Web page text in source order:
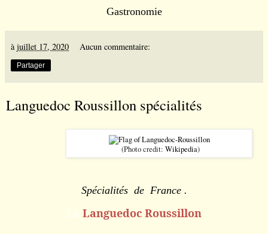
Gastronomie
àjuillet 17, 2020 Aucun commentaire:
Partager
Languedoc Roussillon spécialités
(Photo credit: Wikipedia)
Spécialités de France .
Le Languedoc Roussillon